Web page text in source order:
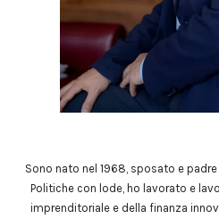
Sono nato nel 1968, sposato e
Politiche con lode, ho lavorato e
imprenditoriale e della finanza